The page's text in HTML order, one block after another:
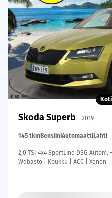
Skoda Superb 2019
145 tkmBensiiniAutomaattiLahti
2,0 TSI 4x4 SportLine DSG
Webasto | Koukku | ACC | Xenon |